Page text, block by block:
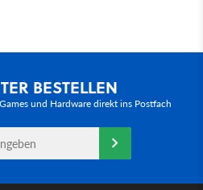
BESTELLEN
und Hardware direkt ins Postfach